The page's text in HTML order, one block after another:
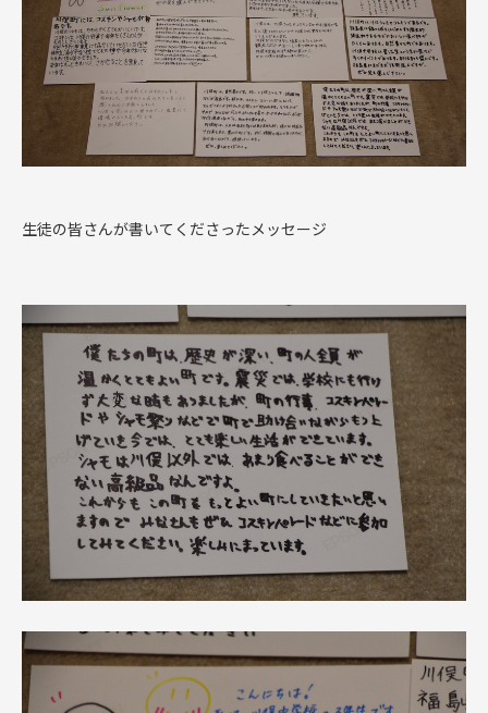
生徒の皆さんが書いてくださったメッセージ